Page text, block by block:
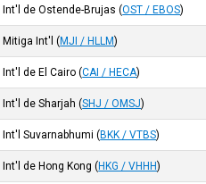
Int'l de Ostende-Brujas (OST / EBOS)
Mitiga Int'l (MJI / HLLM)
Int'l de El Cairo (CAI / HECA)
Int'l de Sharjah (SHJ / OMSJ)
Int'l Suvarnabhumi (BKK / VTBS)
Int'l de Hong Kong (HKG / VHHH)